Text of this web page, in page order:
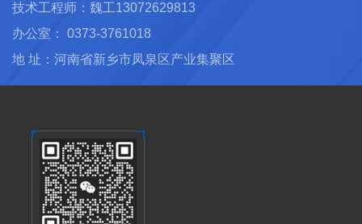
技术工程师：魏工13072629813
办公室： 0373-3761018
地 址：河南省新乡市凤泉区产业集聚区